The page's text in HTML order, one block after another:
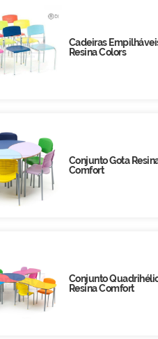
Cadeiras
Resina Colors
Conjunto Gota
Comfort
Conjunto
Resina Comfort